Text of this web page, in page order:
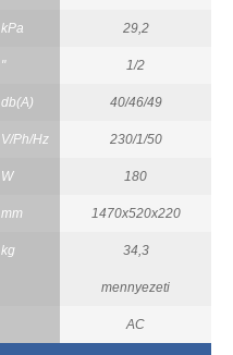
kPa 29,2
" 1/2
db(A) 40/46/49
V/Ph/Hz 230/1/50
W 180
mm 1470x520x220
kg 34,3
mennyezeti
AC